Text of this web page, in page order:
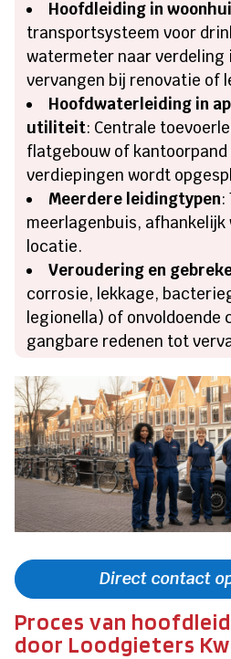
Hoofdleiding in
transportsysteem voor
watermeter naar verdeling
vervangen bij renovatie of
Hoofdwaterleiding in
utiliteit: Centrale
flatgebouw of kantoorpand
verdiepingen wordt
Meerdere leidingtypen:
meerlagenbuis, afhankelijk
locatie.
Veroudering en
corrosie, lekkage,
legionella) of onvoldoende
gangbare redenen tot
Direct contact
Proces van
door Loodgieters